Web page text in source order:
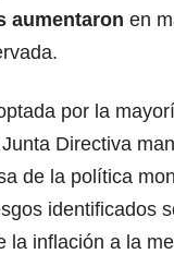
aumentaron en
por la
Directiva
de la política
identificados
la inflación a la